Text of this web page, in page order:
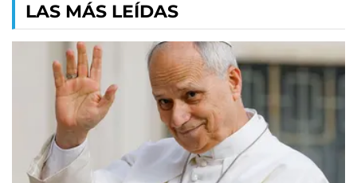
LAS MÁS LEÍDAS